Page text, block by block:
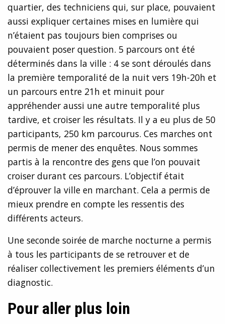
quartier, des techniciens qui, sur place, pouvaient
aussi expliquer certaines mises en lumière qui
n’étaient pas toujours bien comprises ou
pouvaient poser question. 5 parcours ont été
déterminés dans la ville : 4 se sont déroulés dans
la première temporalité de la nuit vers 19h-20h et
un parcours entre 21h et minuit pour
appréhender aussi une autre temporalité plus
tardive, et croiser les résultats. Il y a eu plus de 50
participants, 250 km parcourus. Ces marches ont
permis de mener des enquêtes. Nous sommes
partis à la rencontre des gens que l’on pouvait
croiser durant ces parcours. L’objectif était
d’éprouver la ville en marchant. Cela a permis de
mieux prendre en compte les ressentis des
différents acteurs.
Une seconde soirée de marche nocturne a permis
à tous les participants de se retrouver et de
réaliser collectivement les premiers éléments d’un
diagnostic.
Pour aller plus loin